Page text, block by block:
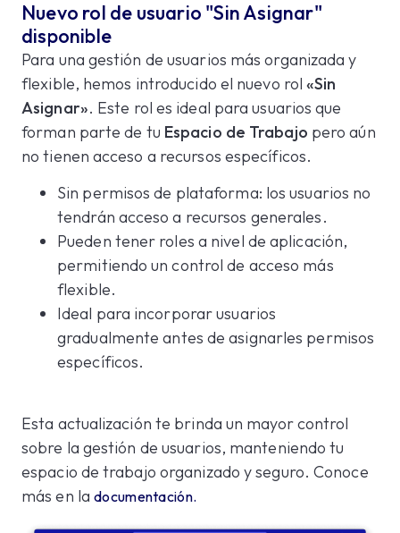
Nuevo rol de usuario "Sin Asignar"
disponible
Para una gestión de usuarios más organizada y
flexible, hemos introducido el nuevo rol«Sin
Asignar». Este rol es ideal para usuarios que
forman parte de tu Espacio de Trabajo pero aún
no tienen acceso a recursos específicos.
Sin permisos de plataforma: los usuarios no
tendrán acceso a recursos generales.
Pueden tener roles a nivel de aplicación,
permitiendo un control de acceso más
flexible.
Ideal para incorporar usuarios
gradualmente antes de asignarles permisos
específicos.
Esta actualización te brinda un mayor control
sobre la gestión de usuarios, manteniendo tu
espacio de trabajo organizado y seguro. Conoce
más en la documentación.